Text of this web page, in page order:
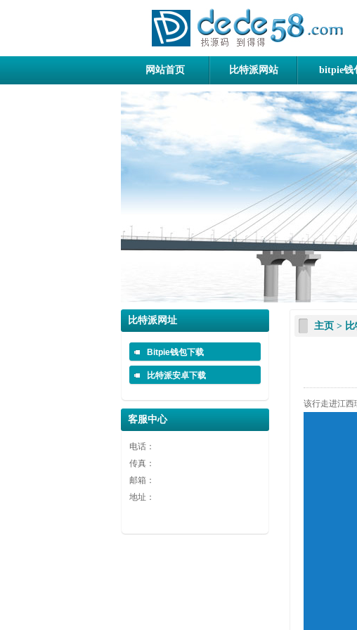
网站首页 比特派网站 bitpie钱
广告1
广告1
广告2
广告2
广告3
广告3
比特派网址
Bitpie钱包下载
比特派安卓下载
客服中心
电话：
传真：
邮箱：
地址：
主页 >
该行走进江西